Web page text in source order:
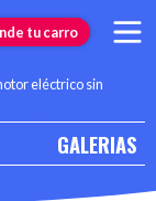
tu carro
eléctrico sin
GALERIAS